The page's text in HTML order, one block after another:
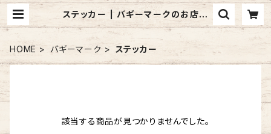
ステッカー | バギーマークのお店
mon mignon pêche
HOME バギーマーク ステッカー
該当する商品が見つかりませんでした。